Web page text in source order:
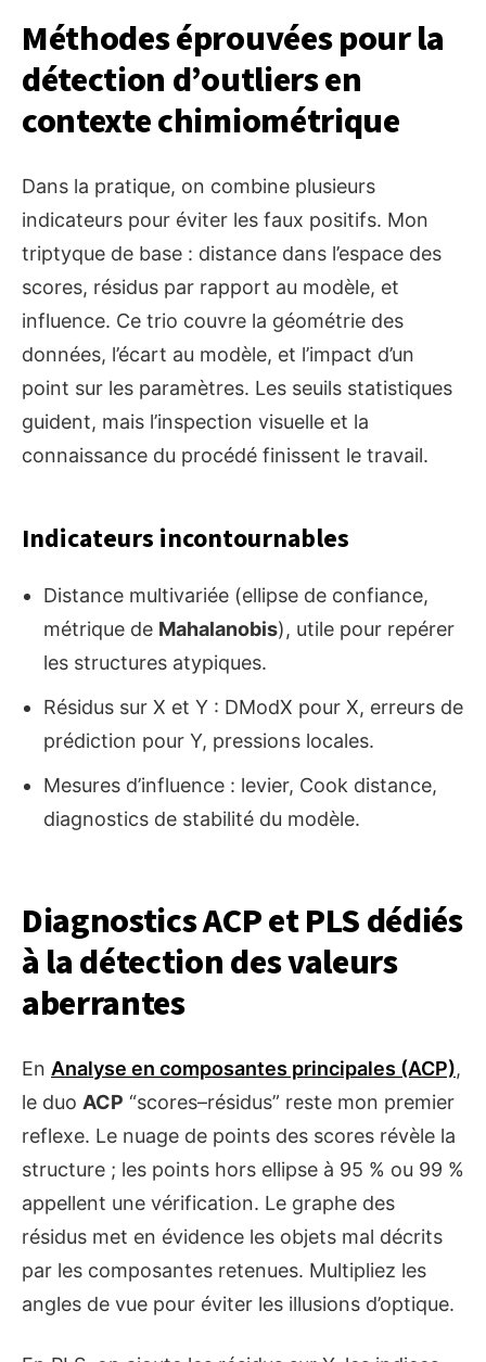
Méthodes éprouvées pour la
détection d’outliers en
contexte chimiométrique
Dans la pratique, on combine plusieurs
indicateurs pour éviter les faux positifs. Mon
triptyque de base : distance dans l’espace des
scores, résidus par rapport au modèle, et
influence. Ce trio couvre la géométrie des
données, l’écart au modèle, et l’impact d’un
point sur les paramètres. Les seuils statistiques
guident, mais l’inspection visuelle et la
connaissance du procédé finissent le travail.
Indicateurs incontournables
Distance multivariée (ellipse de confiance,
métrique de Mahalanobis), utile pour repérer
les structures atypiques.
Résidus sur X et Y : DModX pour X, erreurs de
prédiction pour Y, pressions locales.
Mesures d’influence : levier, Cook distance,
diagnostics de stabilité du modèle.
Diagnostics ACP et PLS dédiés
à la détection des valeurs
aberrantes
En Analyse en composantes principales (ACP),
le duo ACP “scores–résidus” reste mon premier
reflexe. Le nuage de points des scores révèle la
structure ; les points hors ellipse à 95 % ou 99 %
appellent une vérification. Le graphe des
résidus met en évidence les objets mal décrits
par les composantes retenues. Multipliez les
angles de vue pour éviter les illusions d’optique.